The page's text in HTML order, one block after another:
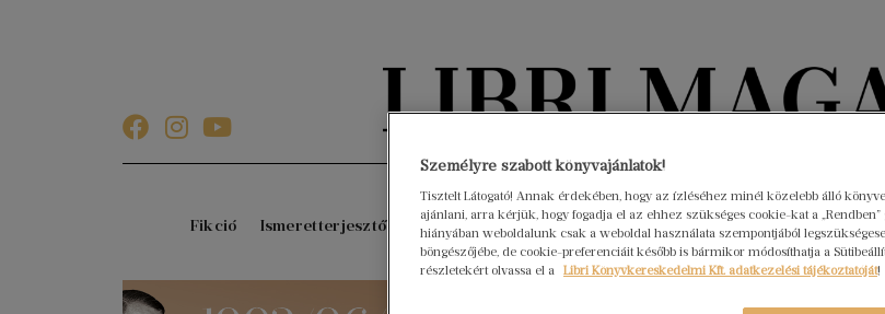
Könyvektől az olvasókig
Fikció Ismeretterjesztő Gyerekkönyvek Interjúk Beleolvasó A hónap könyvei
Személyre szabott könyvajánlatok!
Tisztelt Látogató! Annak érdekében, hogy az ízléséhez minél közelebb álló
ajánlani, arra kérjük, hogy fogadja el az ehhez szükséges cookie-kat a
hiányában weboldalunk csak a weboldal használata szempontjából
böngészőjébe, de cookie-preferenciáit később is bármikor módosíthatja a
részletekért olvassa el a Libri Könyvkereskedelmi Kft. adatkezelési tájékoztatóját!